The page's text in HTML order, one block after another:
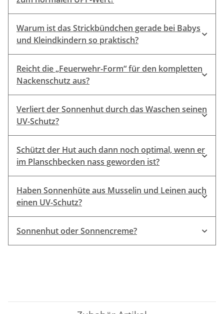
Warum ist das Strickbündchen gerade bei Babys
und Kleindkindern so praktisch?
Reicht die „Feuerwehr-Form“ für den kompletten
Nackenschutz aus?
Verliert der Sonnenhut durch das Waschen seinen
UV-Schutz?
Schützt der Hut auch dann noch optimal, wenn er
im Planschbecken nass geworden ist?
Haben Sonnenhüte aus Musselin und Leinen auch
einen UV-Schutz?
Sonnenhut oder Sonnencreme?